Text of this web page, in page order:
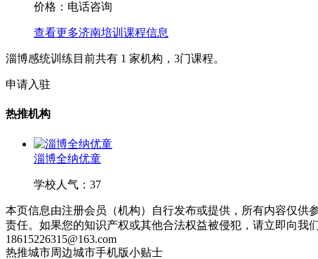
价格：电话咨询
查看更多济南培训课程信息
淄博感统训练目前共有 1 家机构， 3门课程。
申请入驻
热推机构
淄博全纳优童
学校人气：37
本页信息由注册会员（机构）自行发布或提供，所有内容仅
责任。如果您的知识产权或其他合法权益被侵犯，请立即向
18615226315@163.com
热推城市周边城市手机版小贴士